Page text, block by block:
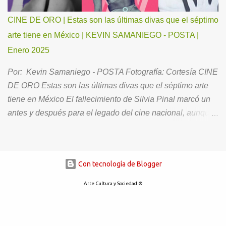
escuchas a través de los altibajos de la vida, así como
continuación, nuestra charla con Emi Grace. ¿Quién es
Emi Grace? Cuéntanos sobre tu familia, infancia y
motivaciones. Soy nacida en Los Ángeles, California, pero
me tocó crecer en un pequeño pueblo costero llamado
Summerland. Tengo un hermano gemelo al que adoro y a
una mam...
CINE DE ORO | Estas son las últimas divas que el séptimo
arte tiene en México | KEVIN SAMANIEGO - POSTA |
Enero 2025
Por: Kevin Samaniego - POSTA Fotografía: Cortesía CINE
DE ORO Estas son las últimas divas que el séptimo arte
tiene en México El fallecimiento de Silvia Pinal marcó un
antes y después para el legado del cine nacional, aunque
fuertemente en la cultura de nuestro país, algunos
volviendo a revivir aquellos largometrajes que cautivaron
Con tecnología de Blogger
Arte Cultura y Sociedad ®